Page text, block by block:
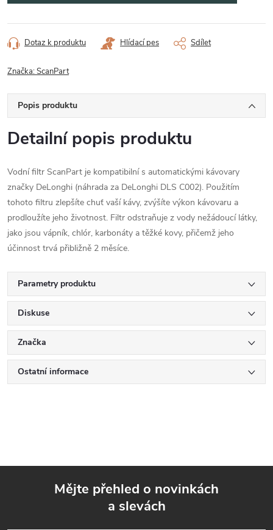
Dotaz k produktu Hlídací pes Sdílet
Značka:ScanPart
Popis produktu
Detailní popis produktu
Vodní filtr ScanPart je kompatibilní s automatickými kávovary
značky DeLonghi (náhrada za DeLonghi DLS C002). Použitím
tohoto filtru zlepšíte chuť vaší kávy, zvýšíte výkon kávovaru a
prodloužíte jeho životnost. Filtr odstraňuje z vody nežádoucí látky,
jako jsou vápník, chlór, karbonáty a těžké kovy, přičemž jeho
účinnost trvá přibližně 2 měsíce.
Parametry produktu
Diskuse
Značka
Ostatní informace
Mějte přehled o novinkách
a slevách